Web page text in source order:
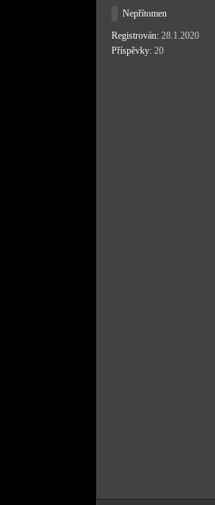
Nepřítomen
Registrován: 28.1.2020
Příspěvky: 20